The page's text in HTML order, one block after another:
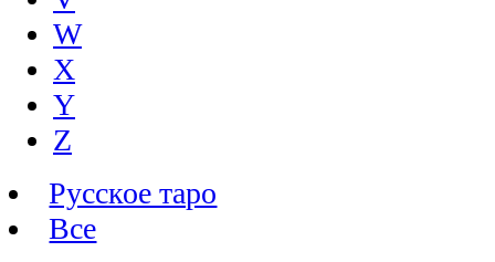
W
X
Y
Z
Русское таро
Все